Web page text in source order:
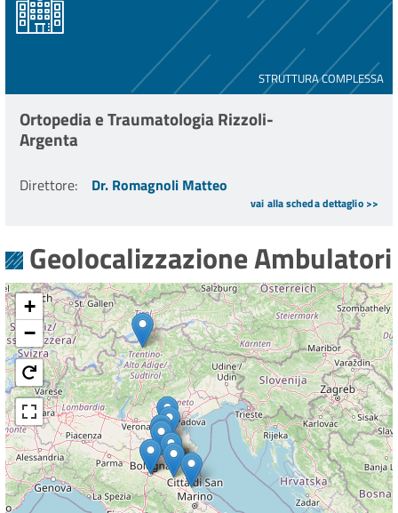
STRUTTURA COMPLESSA
Ortopedia e Traumatologia Rizzoli-
Argenta
Direttore: Dr. Romagnoli Matteo
vai alla scheda dettaglio >>
Geolocalizzazione Ambulatori
+
−